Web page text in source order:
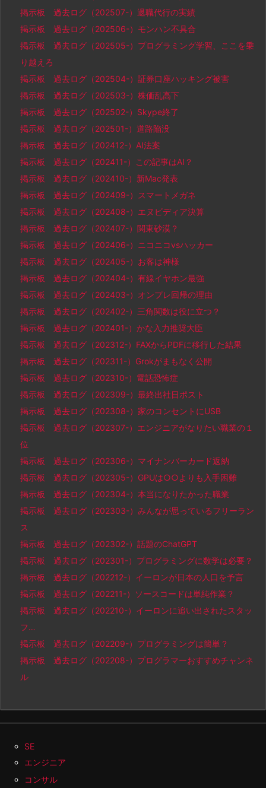
掲示板 過去ログ（202507-）退職代行の実績
掲示板 過去ログ（202506-）モンハン不具合
掲示板 過去ログ（202505-）プログラミング学習、ここを乗
り越えろ
掲示板 過去ログ（202504-）証券口座ハッキング被害
掲示板 過去ログ（202503-）株価乱高下
掲示板 過去ログ（202502-）Skype終了
掲示板 過去ログ（202501-）道路陥没
掲示板 過去ログ（202412-）AI法案
掲示板 過去ログ（202411-）この記事はAI？
掲示板 過去ログ（202410-）新Mac発表
掲示板 過去ログ（202409-）スマートメガネ
掲示板 過去ログ（202408-）エヌビディア決算
掲示板 過去ログ（202407-）関東砂漠？
掲示板 過去ログ（202406-）ニコニコvsハッカー
掲示板 過去ログ（202405-）お客は神様
掲示板 過去ログ（202404-）有線イヤホン最強
掲示板 過去ログ（202403-）オンプレ回帰の理由
掲示板 過去ログ（202402-）三角関数は役に立つ？
掲示板 過去ログ（202401-）かな入力推奨大臣
掲示板 過去ログ（202312-）FAXからPDFに移行した結果
掲示板 過去ログ（202311-）Grokがまもなく公開
掲示板 過去ログ（202310-）電話恐怖症
掲示板 過去ログ（202309-）最終出社日ポスト
掲示板 過去ログ（202308-）家のコンセントにUSB
掲示板 過去ログ（202307-）エンジニアがなりたい職業の１
位
掲示板 過去ログ（202306-）マイナンバーカード返納
掲示板 過去ログ（202305-）GPUは○○よりも入手困難
掲示板 過去ログ（202304-）本当になりたかった職業
掲示板 過去ログ（202303-）みんなが思っているフリーラン
ス
掲示板 過去ログ（202302-）話題のChatGPT
掲示板 過去ログ（202301-）プログラミングに数学は必要？
掲示板 過去ログ（202212-）イーロンが日本の人口を予言
掲示板 過去ログ（202211-）ソースコードは単純作業？
掲示板 過去ログ（202210-）イーロンに追い出されたスタッ
フ…
掲示板 過去ログ（202209-）プログラミングは簡単？
掲示板 過去ログ（202208-）プログラマーおすすめチャンネ
ル
SE
エンジニア
コンサル